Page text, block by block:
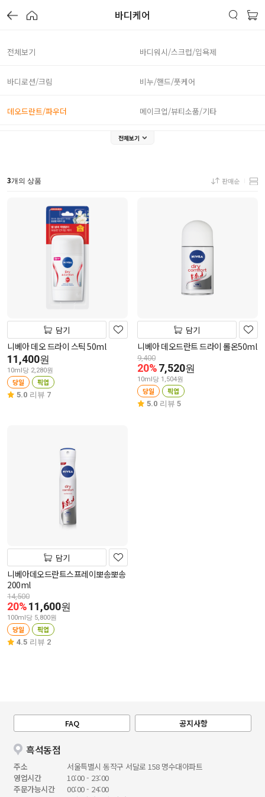
바디케어
전체보기 바디워시/스크럽/입욕제
바디로션/크림 비누/핸드/풋케어
데오드란트/파우더 메이크업/뷰티소품/기타
전체보기
3개의 상품 판매순
담기
니베아 데오 드라이 스틱 50ml
11,400원
10ml당 2,280원
당일 픽업
5.0 리뷰 7
담기
니베아 데오드란트 드라이 롤온50ml
9,400
20%7,520원
10ml당 1,504원
당일 픽업
5.0 리뷰 5
담기
니베아데오드란트스프레이뽀송뽀송
200ml
14,500
20%11,600원
100ml당 5,800원
당일 픽업
4.5 리뷰 2
FAQ 공지사항
흑석동점
주소
서울특별시 동작구 서달로 158 명수대아파트
영업시간
10:00 - 23:00
주문가능시간
00:00 - 24:00